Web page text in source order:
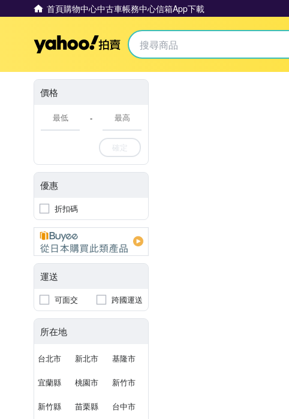
首頁購物中心中古車帳務中心信箱App下載
Yahoo拍賣
價格
-
確定
優惠
折扣碼
運送
可面交 跨國運送
所在地
台北市 新北市 基隆市
宜蘭縣 桃園市 新竹市
新竹縣 苗栗縣 台中市